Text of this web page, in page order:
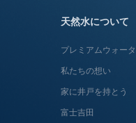
天然水について
プレミアムウォー
私たちの想い
家に井戸を持とう
富士吉田